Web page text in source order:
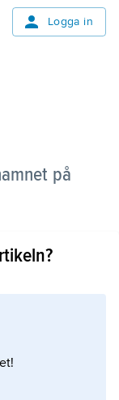
Logga in
på